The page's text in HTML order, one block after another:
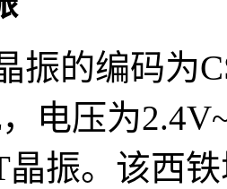
振的编码为
，电压为
晶振。该西